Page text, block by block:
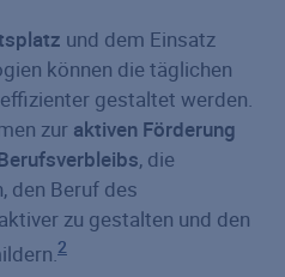
und dem Einsatz
können die täglichen
gestaltet werden.
zur aktiven Förderung
, die
den Beruf des
zu gestalten und den
2